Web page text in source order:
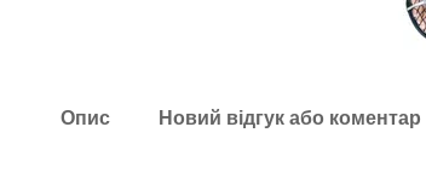
Опис Новий відгук або коментар